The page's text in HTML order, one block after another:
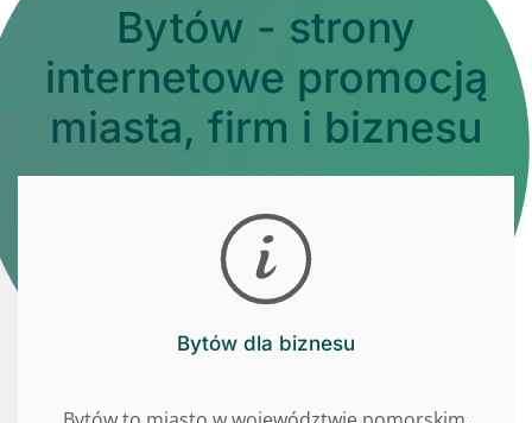
Bytów - strony
internetowe promocją
miasta, firm i biznesu
Bytów dla biznesu